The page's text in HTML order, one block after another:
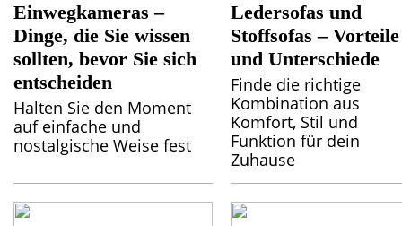
Einwegkameras –
Dinge, die Sie wissen
sollten, bevor Sie sich
entscheiden
Halten Sie den Moment
auf einfache und
nostalgische Weise fest
Ledersofas und
Stoffsofas – Vorteile
und Unterschiede
Finde die richtige
Kombination aus
Komfort, Stil und
Funktion für dein
Zuhause